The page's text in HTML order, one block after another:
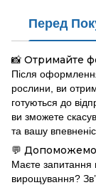
Перед
📸 Отримайте
Після
рослини, ви
готуються до
ви зможете
та вашу
💬
Маєте
вирощування?